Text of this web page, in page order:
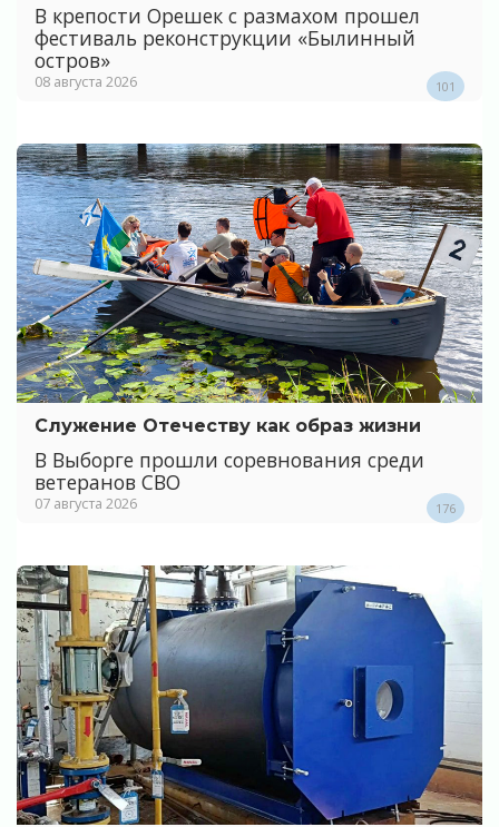
В крепости Орешек с размахом прошел
фестиваль реконструкции «Былинный
остров»
08 августа 2026 101
Служение Отечеству как образ жизни
В Выборге прошли соревнования среди
ветеранов СВО
07 августа 2026 176